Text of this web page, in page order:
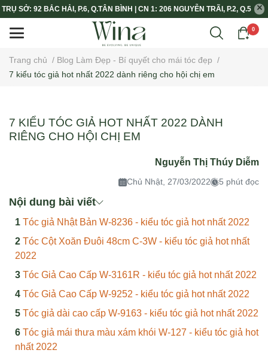
TRỤ SỞ: 92 BẮC HẢI, P.6, Q.TÂN BÌNH | CN 1: 206 NGUYỄN TRÃI, P.2, Q.5
0
Trang chủ / Blog Làm Đẹp - Bí quyết cho mái tóc đẹp /
7 kiểu tóc giả hot nhất 2022 dành riêng cho hội chị em
7 KIỂU TÓC GIẢ HOT NHẤT 2022 DÀNH
RIÊNG CHO HỘI CHỊ EM
Nguyễn Thị Thúy Diễm
Chủ Nhật, 27/03/2022 5 phút đọc
Nội dung bài viết
Tóc giả Nhật Bản W-8236 - kiểu tóc giả hot nhất 2022
Tóc Cột Xoăn Đuôi 48cm C-3W - kiểu tóc giả hot nhất
2022
Tóc Giả Cao Cấp W-3161R - kiểu tóc giả hot nhất 2022
Tóc Giả Cao Cấp W-9252 - kiểu tóc giả hot nhất 2022
Tóc giả dài cao cấp W-9163 - kiểu tóc giả hot nhất 2022
Tóc giả mái thưa màu xám khói W-127 - kiểu tóc giả hot
nhất 2022